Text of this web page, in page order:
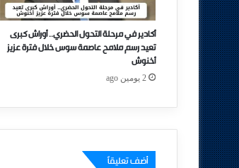
أكادير في مرحلة التحول الحضري.. أوراش كبرى
تعيد رسم ملامح عاصمة سوس خلال فترة عزيز
أخنوش
2 يومين ago
أضف تعليقاً